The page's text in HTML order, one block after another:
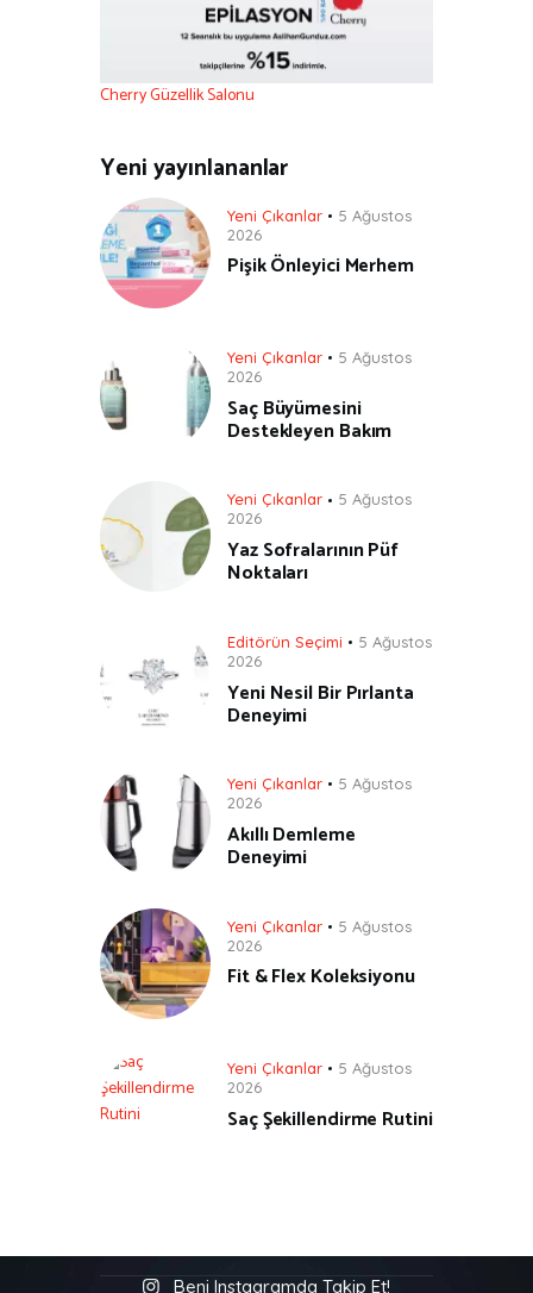
Cherry Güzellik Salonu
Yeni yayınlananlar
Yeni Çıkanlar
5 Ağustos
2026
Pişik Önleyici Merhem
Yeni Çıkanlar
5 Ağustos
2026
Saç Büyümesini
Destekleyen Bakım
Yeni Çıkanlar
5 Ağustos
2026
Yaz Sofralarının Püf
Noktaları
Editörün Seçimi
5 Ağustos
2026
Yeni Nesil Bir Pırlanta
Deneyimi
Yeni Çıkanlar
5 Ağustos
2026
Akıllı Demleme
Deneyimi
Yeni Çıkanlar
5 Ağustos
2026
Fit & Flex Koleksiyonu
Yeni Çıkanlar
5 Ağustos
2026
Saç Şekillendirme Rutini
Beni Instagramda Takip Et!